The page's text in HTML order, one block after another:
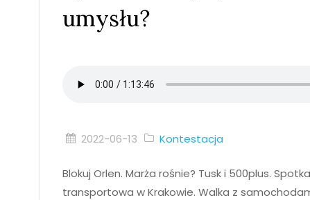
umysłu?
2022-06-13 Kontestacja
Blokuj Orlen. Marża rośnie? Tusk i 500plus.
transportowa w Krakowie. Walka z